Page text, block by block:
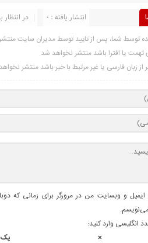
در انتظار انتشار یافته : 0
توسط شما، پس از تایید توسط مدیران سایت
تهمت یا افترا باشد منتشر نخواهد شد.
از زبان فارسی یا غیر مرتبط با خبر باشد منتشر
ایمیل و وبسایت من در مرورگر برای زمانی که
انگلیسی وارد کنید: